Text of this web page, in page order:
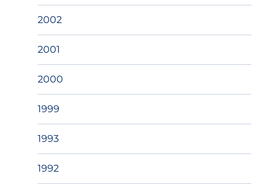
2002
2001
2000
1999
1993
1992